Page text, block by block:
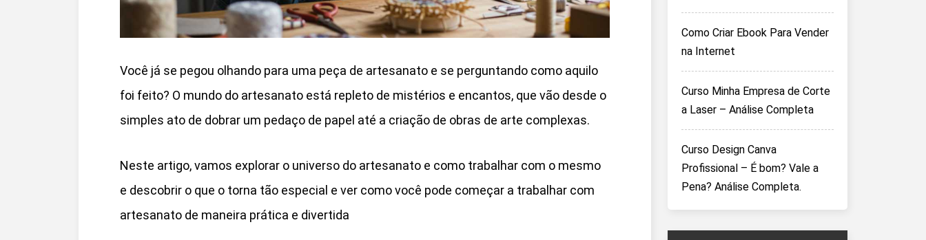
Você já se pegou olhando para uma peça de artesanato e se perguntando como aquilo
foi feito? O mundo do artesanato está repleto de mistérios e encantos, que vão desde o
simples ato de dobrar um pedaço de papel até a criação de obras de arte complexas.
Neste artigo, vamos explorar o universo do artesanato e como trabalhar com o mesmo
e descobrir o que o torna tão especial e ver como você pode começar a trabalhar com
artesanato de maneira prática e divertida
Como Criar Ebook Para Vender
na Internet
Curso Minha Empresa de Corte
a Laser – Análise Completa
Curso Design Canva
Profissional – É bom? Vale a
Pena? Análise Completa.